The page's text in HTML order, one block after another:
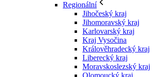
Regionální
Jihočeský kraj
Jihomoravský kraj
Karlovarský kraj
Kraj Vysočina
Králověhradecký kraj
Liberecký kraj
Moravskoslezský kraj
Olomoucký kraj